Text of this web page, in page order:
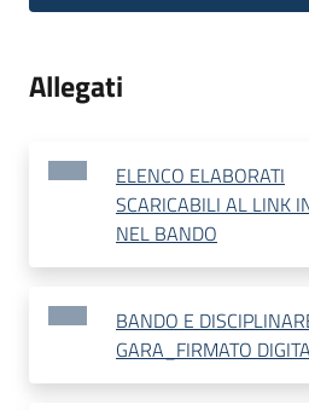
Allegati
ELENCO ELABORATI
SCARICABILI AL LINK
NEL BANDO
BANDO E
GARA_FIRMATO